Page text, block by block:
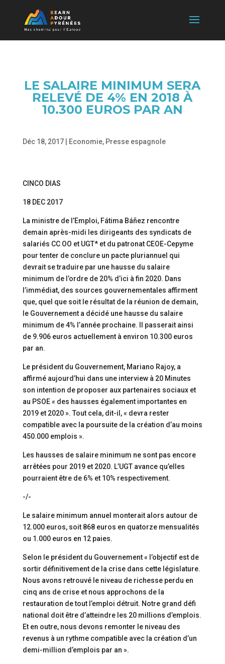
LE SALAIRE MINIMUM SERA
RELEVÉ DE 4% EN 2018 À
10.300 EUROS PAR AN
Déc 18, 2017| Economie, Presse espagnole
CINCO DIAS
18 DEC 2017
La ministre de l’Emploi, Fátima Báñez rencontre
demain après-midi les dirigeants des syndicats de
salariés CC OO et UGT* et du patronat CEOE-Cepyme
pour tenter de conclure un pacte pluriannuel qui
devrait se traduire par une hausse du salaire
minimum de l’ordre de 20% d’ici à fin 2020. Dans
l’immédiat, des sources gouvernementales affirment
que, quel que soit le résultat de la réunion de demain,
le Gouvernement a décidé une hausse du salaire
minimum de 4% l’année prochaine. Il passerait ainsi
de 9.906 euros actuellement à environ 10.300 euros
par an.
Le président du Gouvernement, Mariano Rajoy, a
affirmé aujourd’hui dans une interview à 20 Minutes
son intention de proposer aux partenaires sociaux et
au PSOE « des hausses également importantes en
2019 et 2020 ». Tout cela, dit-il, « devra rester
compatible avec la poursuite de la création d’au moins
450.000 emplois ».
Les hausses de salaire minimum ne sont pas encore
arrêtées pour 2019 et 2020. L’UGT avance qu’elles
pourraient être de 6% et 10% respectivement.
-/-
Le salaire minimum annuel monterait alors autour de
12.000 euros, soit 868 euros en quatorze mensualités
ou 1.000 euros en 12 paies.
Selon le président du Gouvernement « l’objectif est de
sortir définitivement de la crise dans cette législature.
Nous avons retrouvé le niveau de richesse perdu en
cinq ans de crise et nous approchons de la
restauration de tout l’emploi détruit. Notre grand défi
national doit être d’atteindre les 20 millions d’emplois.
Et en outre, nous devons remonter le niveau des
revenus à un rythme compatible avec la création d’un
demi-million d’emplois par an ».